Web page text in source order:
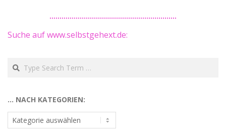
Suche auf www.selbstgehext.de:
Search
… NACH KATEGORIEN:
…
nach